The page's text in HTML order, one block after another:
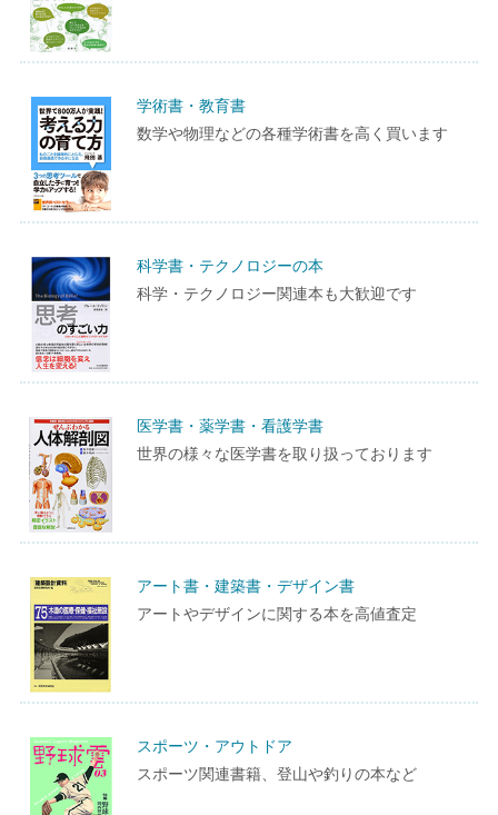
学術書・教育書
数学や物理などの各種学術書を高く買います
科学書・テクノロジーの本
科学・テクノロジー関連本も大歓迎です
医学書・薬学書・看護学書
世界の様々な医学書を取り扱っております
アート書・建築書・デザイン書
アートやデザインに関する本を高値査定
スポーツ・アウトドア
スポーツ関連書籍、登山や釣りの本など